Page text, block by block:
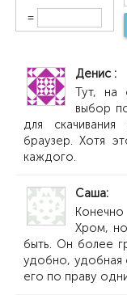
=
Денис
Тут, на
выбор
для
браузер. Хотя
каждого.
Саша
Хром,
быть. Он более
удобно, удобная
его по праву